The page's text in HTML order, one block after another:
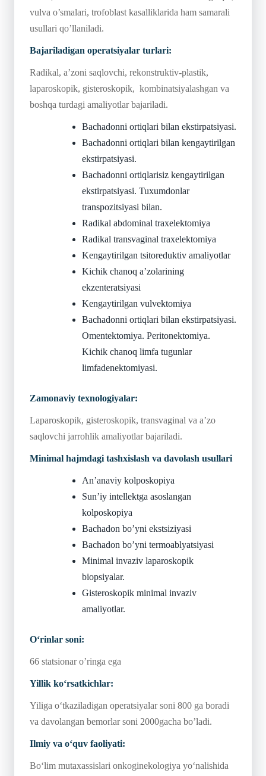
vulva o’smalari, trofoblast kasalliklarida ham samarali
usullari qo’llaniladi.
Bajariladigan operatsiyalar turlari:
Radikal, a’zoni saqlovchi, rekonstruktiv-plastik,
laparoskopik, gisteroskopik, kombinatsiyalashgan va
boshqa turdagi amaliyotlar bajariladi.
Bachadonni ortiqlari bilan ekstirpatsiyasi.
Bachadonni ortiqlari bilan kengaytirilgan
ekstirpatsiyasi.
Bachadonni ortiqlarisiz kengaytirilgan
ekstirpatsiyasi. Tuxumdonlar
transpozitsiyasi bilan.
Radikal abdominal traxelektomiya
Radikal transvaginal traxelektomiya
Kengaytirilgan tsitoreduktiv amaliyotlar
Kichik chanoq a’zolarining
ekzenteratsiyasi
Kengaytirilgan vulvektomiya
Bachadonni ortiqlari bilan ekstirpatsiyasi.
Omentektomiya. Peritonektomiya.
Kichik chanoq limfa tugunlar
limfadenektomiyasi.
Zamonaviy texnologiyalar:
Laparoskopik, gisteroskopik, transvaginal va a’zo
saqlovchi jarrohlik amaliyotlar bajariladi.
Minimal hajmdagi tashxislash va davolash usullari
An’anaviy kolposkopiya
Sun’iy intellektga asoslangan
kolposkopiya
Bachadon bo’yni ekstsiziyasi
Bachadon bo’yni termoablyatsiyasi
Minimal invaziv laparoskopik
biopsiyalar.
Gisteroskopik minimal invaziv
amaliyotlar.
O‘rinlar soni:
66 statsionar o’ringa ega
Yillik ko‘rsatkichlar:
Yiliga o‘tkaziladigan operatsiyalar soni 800 ga boradi
va davolangan bemorlar soni 2000gacha bo’ladi.
Ilmiy va o‘quv faoliyati:
Bo‘lim mutaxassislari onkoginekologiya yo‘nalishida